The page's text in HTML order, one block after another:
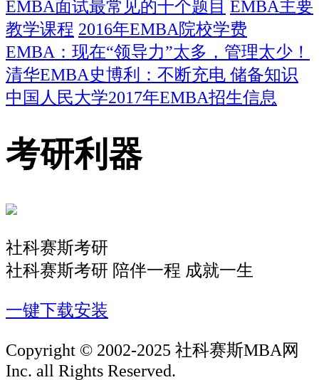
EMBA面试最常见的十个题目 EMBA主要
教学课程 2016年EMBA院校学费
EMBA：现在“领导力”太多，管理太少！
清华EMBA史博利：不断充电 储备知识
中国人民大学2017年EMBA招生信息
考研利器
社科赛斯考研
社科赛斯考研 陪伴一程 成就一生
一键下载安装
Copyright © 2002-2025 社科赛斯MBA网
Inc. all Rights Reserved.